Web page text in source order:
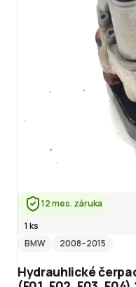
12 mes. záruka
1 ks
BMW
2008–2015
Hydrauhlické